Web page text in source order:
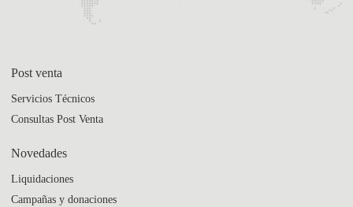
Post venta
Servicios Técnicos
Consultas Post Venta
Novedades
Liquidaciones
Campañas y donaciones